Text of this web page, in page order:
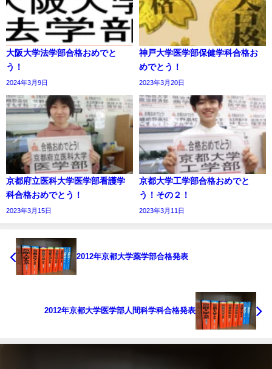
大阪大学法学部合格おめでと
う！
2024年3月9日
神戸大学医学部保健学科合格お
めでとう！
2023年3月20日
京都府立医科大学医学部看護学
科合格おめでとう！
2023年3月15日
京都大学工学部合格おめでと
う！その２！
2023年3月11日
2012年京都大学薬学部合格発表
2012年京都大学医学部人間科学科合格発表